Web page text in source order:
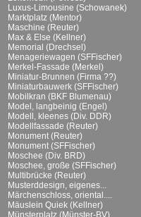
Luxus-Limousine (Schowanek)
Marktplatz (Mentor)
Maschine (Reuter)
Max & Else (Kellner)
Memorial (Drechsel)
Menageriewagen (SFFischer)
Merkel-Fassade (Merkel)
Miniatur-Brunnen (Firma ??)
Miniaturbauwerk (SFFischer)
Mobilkran (BKF Blumenau)
Model, langbeinig (Engel)
Modell, kleenes (Div. DDR)
Modellfassade (Reuter)
Monument (Reuter)
Monument (SFFischer)
Moschee (Div. BRD)
Moschee, große (SFFischer)
Multibrücke (Reuter)
Musterddesign, eigenes...
Märchenschloss, oriental....
Mäuslein Quiek (Kellner)
Münsterplatz (Münster-BV)